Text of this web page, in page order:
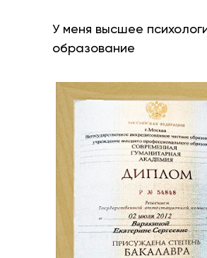
У меня высшее
образование